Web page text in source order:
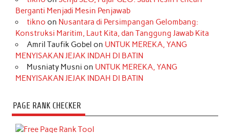
Berganti Menjadi Mesin Penjawab
tikno on Nusantara di Persimpangan Gelombang:
Konstruksi Maritim, Laut Kita, dan Tanggung Jawab Kita
Amril Taufik Gobel on UNTUK MEREKA, YANG
MENYISAKAN JEJAK INDAH DI BATIN
Musniaty Musni on UNTUK MEREKA, YANG
MENYISAKAN JEJAK INDAH DI BATIN
PAGE RANK CHECKER